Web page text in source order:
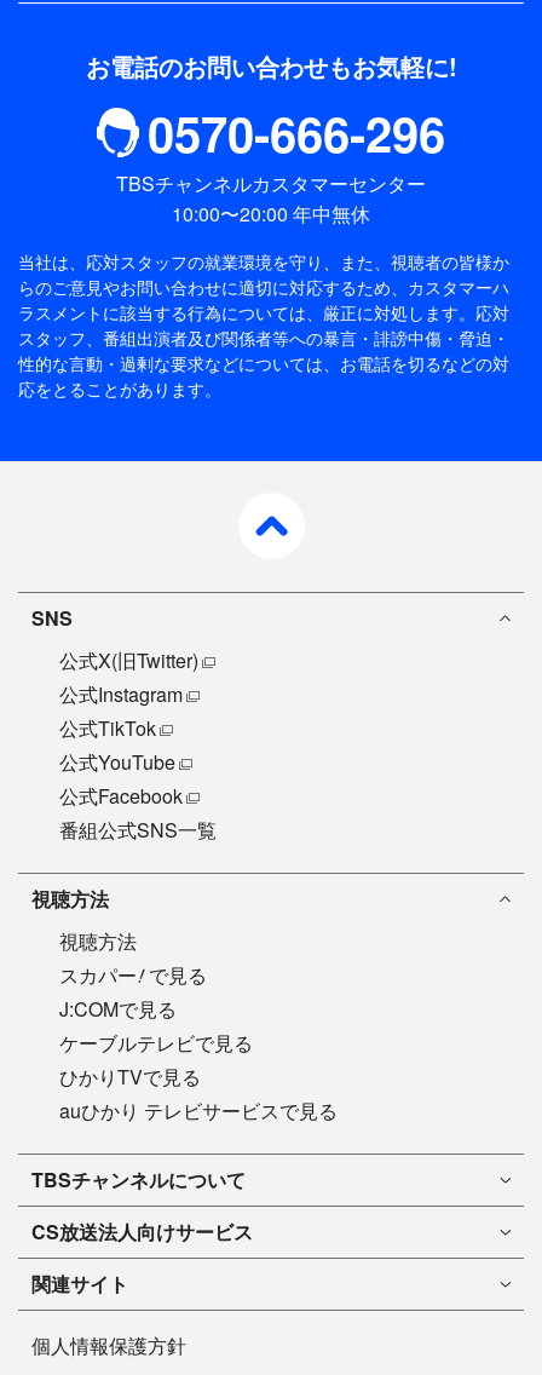
お電話のお問い合わせもお気軽に!
0570-666-296
TBSチャンネルカスタマーセンター
10:00〜20:00 年中無休
当社は、応対スタッフの就業環境を守り、また、視聴者の皆様か
らのご意見やお問い合わせに適切に対応するため、 カスタマーハ
ラスメントに該当する行為については、厳正に対処します。応対
スタッフ、番組出演者及び関係者等への暴言・誹謗中傷・脅迫・
性的な言動・過剰な要求などについては、お電話を切るなどの対
応をとることがあります。
SNS
公式X(旧Twitter)
公式Instagram
公式TikTok
公式YouTube
公式Facebook
番組公式SNS一覧
視聴方法
視聴方法
スカパー!で見る
J:COMで見る
ケーブルテレビで見る
ひかりTVで見る
auひかり テレビサービスで見る
TBSチャンネル1
TBSチャンネル2
マンスリーガイド［PDF］
TBSチャンネルについて
TBSチャンネルについて
FAQ・よくあるご質問
インフォメーション
プレゼント
CS放送法人向けサービス
法人向けサービスについて
TBSチャンネル1
TBSチャンネル2
今月放送
ドラマ
バラエティ
音楽
関連サイト
BS-TBS
個人情報保護方針